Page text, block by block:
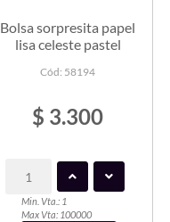
Bolsa sorpresita papel
lisa celeste pastel
Cód: 58194
$ 3.300
Min. Vta.: 1
Max Vta: 100000